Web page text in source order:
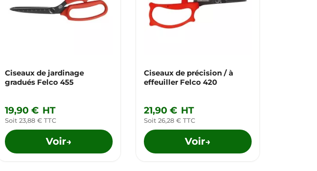
Ciseaux de jardinage
gradués Felco 455
19,90 € HT
Soit 23,88 € TTC
Voir→
Ciseaux de précision / à
effeuiller Felco 420
21,90 € HT
Soit 26,28 € TTC
Voir→